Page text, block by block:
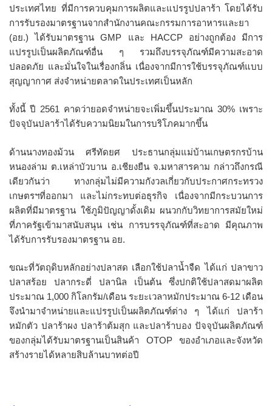
ประเทศไทย ที่มีการควบคุมการผลิตและแปรรูปปลาร้า โดยได้รับ
การรับรองมาตรฐานจากสำนักงานคณะกรรมการอาหารและยา
(อย.) ได้รับมาตรฐาน GMP และ HACCP อย่างถูกต้อง มีการ
แปรรูปเป็นผลิตภัณฑ์อื่น ๆ รวมถึงบรรจุภัณฑ์มีความสะอาด
ปลอดภัย และมั่นใจในเรื่องกลิ่น เนื่องจากมีการใช้บรรจุภัณฑ์แบบ
สุญญากาศ ส่งจำหน่ายตลาดในประเทศเป็นหลัก
ทั้งนี้ ปี 2561 คาดว่ายอดจำหน่ายจะเพิ่มขึ้นประมาณ 30% เพราะ
ปัจจุบันปลาร้าได้รับความนิยมในการบริโภคมากขึ้น
ด้านนางทองม้วน ศรีทัดยศ ประธานกลุ่มแม่บ้านเกษตรกรบ้าน
หนองล่าม ต.เหล่าบัวบาน อ.เชียงยืน จ.มหาสารคาม กล่าวถึงกรณี
เดียวกันว่า ทางกลุ่มไม่มีความกังวลเกี่ยวกับประกาศกระทรวง
เกษตรฯที่ออกมา และไม่กระทบต่อธุรกิจ เนื่องจากมีกระบวนการ
ผลิตที่มีมาตรฐาน ใช้ภูมิปัญญาดั้งเดิม ผนวกกับวิทยาการสมัยใหม่
ที่ภาครัฐเข้ามาสนับสนุน เช่น การบรรจุภัณฑ์ที่สะอาด มีคุณภาพ
ได้รับการรับรองมาตรฐาน อย.
ขณะที่วัตถุดิบหลักอย่างปลาสด เลือกใช้ปลาน้ำจืด ได้แก่ ปลาขาว
ปลาสร้อย ปลากระดี่ ปลานิล เป็นต้น ซึ่งปกติใช้ปลาสดมาผลิต
ประมาณ 1,000 กิโลกรัม/เดือน ระยะเวลาหมักประมาณ 6-12 เดือน
จึงนำมาจำหน่ายและแปรรูปเป็นผลิตภัณฑ์ต่าง ๆ ได้แก่ ปลาร้า
หมักตัว ปลาร้าผง ปลาร้าต้มสุก และปลาร้าบอง ปัจจุบันผลิตภัณฑ์
ของกลุ่มได้รับมาตรฐานเป็นสินค้า OTOP ของอำเภอและจังหวัด
สร้างรายได้หลายสิบล้านบาทต่อปี